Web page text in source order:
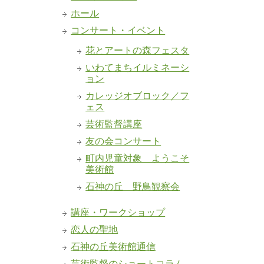
ホール
コンサート・イベント
花とアートの森フェスタ
いわてまちイルミネーシ
ョン
カレッジオブロック／フ
ェス
芸術監督講座
友の会コンサート
町内児童対象 ようこそ
美術館
石神の丘 野鳥観察会
講座・ワークショップ
恋人の聖地
石神の丘美術館通信